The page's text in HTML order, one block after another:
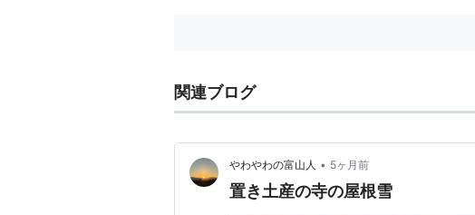
関連ブログ
やわやわの富山人 • 5ヶ月前
置き土産の寺の屋根雪